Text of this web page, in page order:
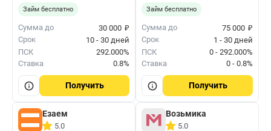
Займ бесплатно
Сумма до 30 000 ₽
Срок
10 - 30 дней
ПСК
292.000%
Ставка
0.8%
Получить
Займ бесплатно
Сумма до 75 000 ₽
Срок
1 - 30 дней
ПСК
0 - 292.000%
Ставка
0 - 0.8%
Получить
Езаем
5.0
Возьмика
5.0